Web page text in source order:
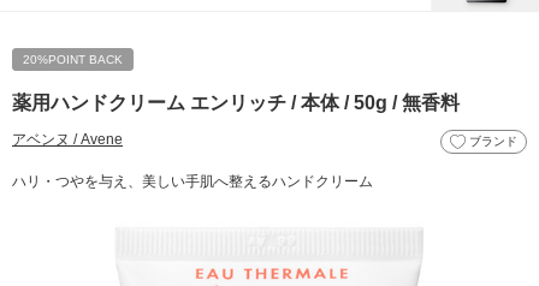
20%POINT BACK
薬用ハンドクリーム エンリッチ / 本体 / 50g / 無香料
アベンヌ / Avene ブランド
ハリ・つやを与え、美しい手肌へ整えるハンドクリーム